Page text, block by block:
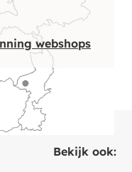
webshops
Bekijk ook: